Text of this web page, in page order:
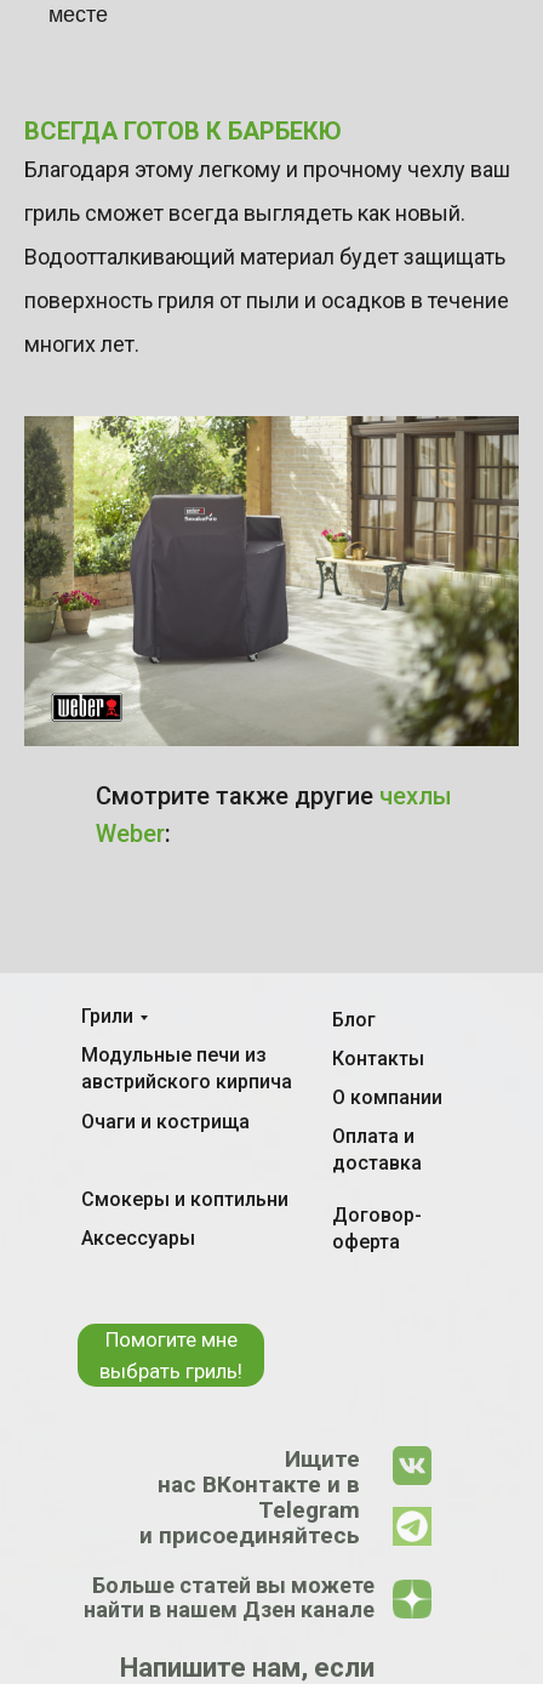
месте
ВСЕГДА ГОТОВ К БАРБЕКЮ
Благодаря этому легкому и прочному чехлу ваш
гриль сможет всегда выглядеть как новый.
Водоотталкивающий материал будет защищать
поверхность гриля от пыли и осадков в течение
многих лет.
Смотрите также другие чехлы
Weber:
Напишите нам, если
Модульные печи из
австрийского кирпича
Смокеры и коптильни
Очаги и кострища
Контакты
Блог
О компании
Оплата и
доставка
Аксессуары
Грили
Ищите
нас ВКонтакте и в
Telegram
и присоединяйтесь
Помогите мне
выбрать гриль!
Договор-
оферта
Больше статей вы можете
найти в нашем Дзен канале